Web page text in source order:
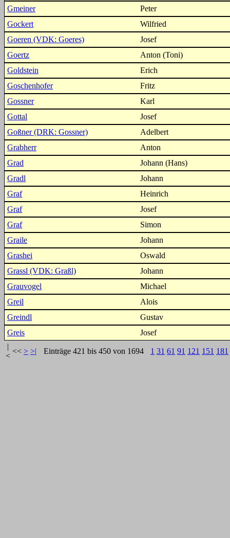
Gmeiner
Peter
Gockert
Wilfried
Goeren (VDK: Goeres)
Josef
Goertz
Anton (Toni)
Goldstein
Erich
Goschenhofer
Fritz
Gossner
Karl
Gottal
Josef
Goßner (DRK: Gossner)
Adelbert
Grabherr
Anton
Grad
Johann (Hans)
Gradl
Johann
Graf
Heinrich
Graf
Josef
Graf
Simon
Graile
Johann
Grashei
Oswald
Grassl (VDK: Graßl)
Johann
Grauvogel
Michael
Greil
Alois
Greindl
Gustav
Greis
Josef
|
<
<< > >| Einträge 421 bis 450 von 1694 1 31 61 91 121 151 181